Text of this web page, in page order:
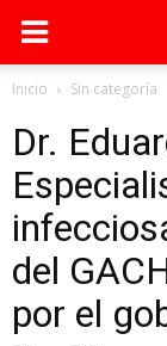
Inicio Sin categoría
Dr.
del
por el